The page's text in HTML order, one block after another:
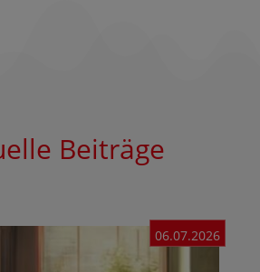
Beiträge
06.07.2026